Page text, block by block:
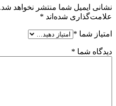
نشانی ایمیل شما منتشر نخواهد شد.
علامت‌گذاری شده‌اند *
امتیاز شما *
دیدگاه شما *